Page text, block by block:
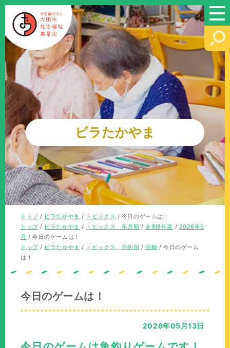
このページの本文へ
ビラたかやま
現
在
の
位
置：
トップ/ ビラたかやま / トピックス / 今日のゲームは！
現
在
の
位
トップ/ ビラたかやま / トピックス 年月順 /令和8年度 / 2026年5
月 /今日のゲームは！
現
在
トップ/ ビラたかやま / トピックス 目的別 /活動 / 今日のゲーム
は！
今日のゲームは！
2026年05月13日